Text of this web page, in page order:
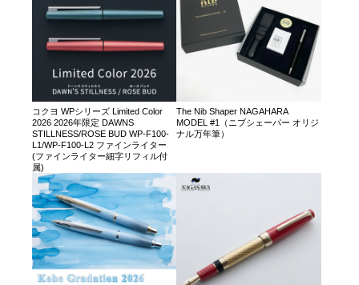
コクヨ WPシリーズ Limited Color
2026 2026年限定 DAWNS
STILLNESS/ROSE BUD WP-F100-
L1/WP-F100-L2 ファインライター
(ファインライター細字リフィル付
属)
The Nib Shaper NAGAHARA
MODEL #1（ニブシェーパー オリジ
ナル万年筆）